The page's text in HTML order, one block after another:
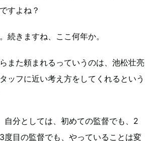
すよね？
続きますね、ここ何年か。
また頼まれるっていうのは、池松壮亮
ッフに近い考え方をしてくれるという
自分としては、初めての監督でも、2
度目の監督でも、やっていることは変